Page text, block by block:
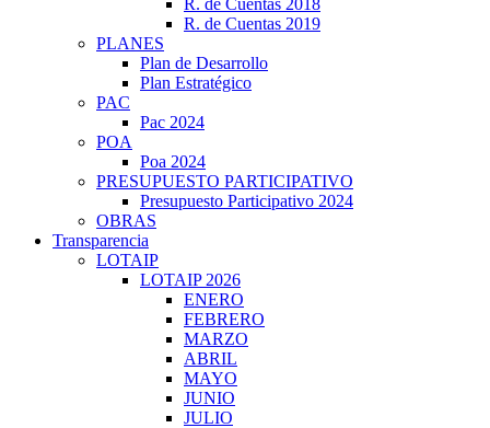
R. de Cuentas 2018
R. de Cuentas 2019
PLANES
Plan de Desarrollo
Plan Estratégico
PAC
Pac 2024
POA
Poa 2024
PRESUPUESTO PARTICIPATIVO
Presupuesto Participativo 2024
OBRAS
Transparencia
LOTAIP
LOTAIP 2026
ENERO
FEBRERO
MARZO
ABRIL
MAYO
JUNIO
JULIO